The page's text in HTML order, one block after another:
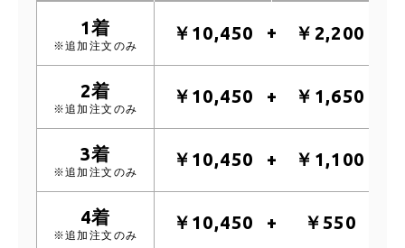
1着
※追加注文のみ
￥10,450 ￥2,200
2着
※追加注文のみ
￥10,450 ￥1,650
3着
※追加注文のみ
￥10,450 ￥1,100
4着
※追加注文のみ
￥10,450 ￥550